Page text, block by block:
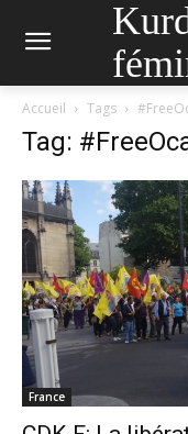
Accueil Tags
Tag:
France